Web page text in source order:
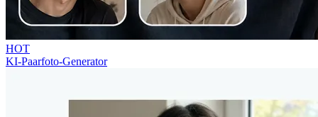
HOT
KI-Paarfoto-Generator